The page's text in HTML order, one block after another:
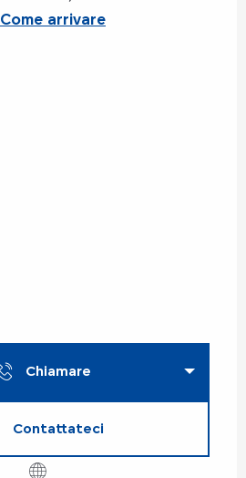
Come arrivare
Chiamare
Contattateci